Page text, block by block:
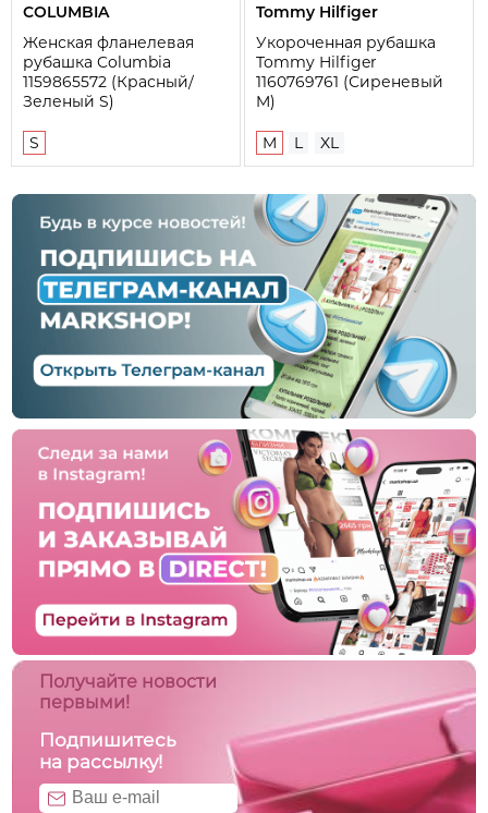
COLUMBIA
Женская фланелевая
рубашка Columbia
1159865572 (Красный/
Зеленый S)
S
Tommy Hilfiger
Укороченная рубашка
Tommy Hilfiger
1160769761 (Сиреневый
M)
M L XL
Получайте новости
первыми!
Подпишитесь
на рассылку!